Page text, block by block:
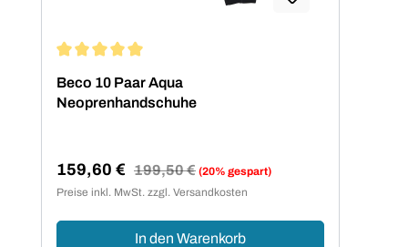
Beco 10 Paar Aqua
Neoprenhandschuhe
Verkaufspreis:
159,60 € Regulärer Preis:
199,50 € (20% gespart)
Preise inkl. MwSt. zzgl. Versandkosten
In den Warenkorb